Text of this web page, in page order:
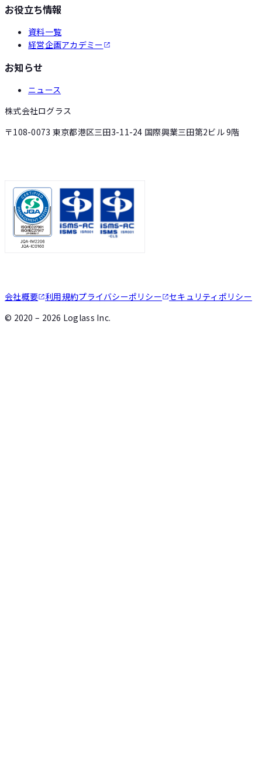
お役立ち情報
資料一覧
経営企画アカデミー
お知らせ
ニュース
株式会社ログラス
〒108-0073 東京都港区三田3-11-24 国際興業三田第2ビル 9階
会社概要 利用規約プライバシーポリシー
セキュリティポリシー
© 2020 – 2026 Loglass Inc.